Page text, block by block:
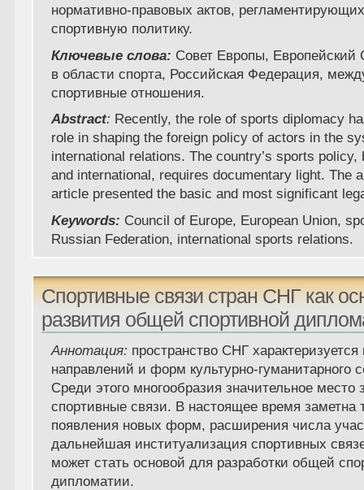
нормативно-правовых актов,
спортивную политику.
Ключевые слова: Совет Европы, Европейский
в области спорта, Российская Федерация,
спортивные отношения.
Abstract: Recently, the role of sports diplomacy
role in shaping the foreign policy of actors in the
international relations. The country’s sports policy,
and international, requires documentary light. The
article presented the basic and most significant
Keywords: Council of Europe, European Union,
Russian Federation, international sports relations.
Спортивные связи стран СНГ как
развития общей спортивной
Аннотация: пространство СНГ
направлений и форм культурно-гуманитарного
Среди этого многообразия значительное место
спортивные связи. В настоящее время заметна
появления новых форм, расширения числа
дальнейшая институализация спортивных
может стать основой для разработки общей
дипломатии.